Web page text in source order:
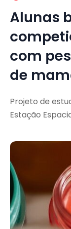
Alunas
com
de
Projeto de
Estação